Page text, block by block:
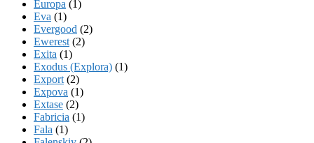
Europa (1)
Eva (1)
Evergood (2)
Ewerest (2)
Exita (1)
Exodus (Explora) (1)
Export (2)
Expova (1)
Extase (2)
Fabricia (1)
Fala (1)